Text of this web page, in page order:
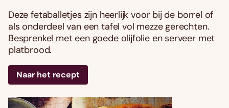
Deze fetaballetjes zijn heerlijk voor bij de borrel of
als onderdeel van een tafel vol mezze gerechten.
Besprenkel met een goede olijfolie en serveer met
platbrood.
Naar het recept